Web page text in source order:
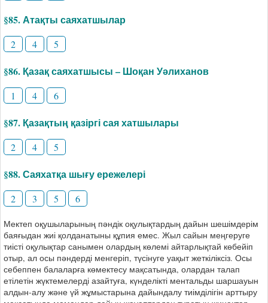
§85. Атақты саяхатшылар
2 4 5
§86. Қазақ саяхатшысы – Шоқан Уәлиханов
1 4 6
§87. Қазақтың қазіргі сая хатшылары
2 4 5
§88. Саяхатқа шығу ережелері
2 3 5 6
Мектеп оқушыларының пәндік оқулықтардың дайын шешімдерім
баяғыдан жиі қолданатыны құпия емес. Жыл сайын меңгеруге
тиісті оқулықтар санымен олардың көлемі айтарлықтай көбейіп
отыр, ал осы пәндерді менгеріп, түсінуге уақыт жеткіліксіз. Осы
себеппен балаларға көмектесу мақсатында, олардан талап
етілетін жүктемелерді азайтуға, күнделікті ментальды шаршауын
алдын-алу және үй жұмыстарына дайындалу тиімділігін арттыру